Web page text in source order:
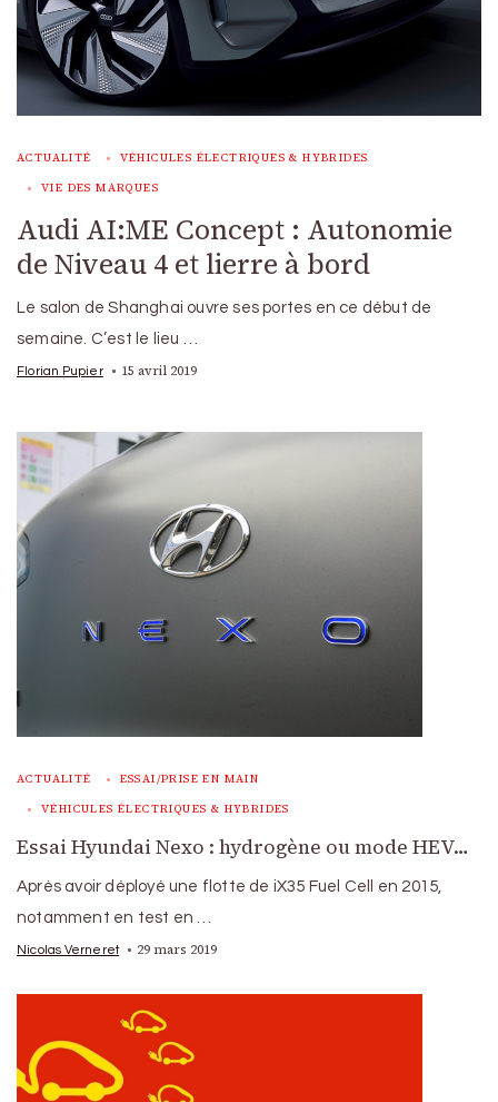
ACTUALITÉ VÉHICULES ÉLECTRIQUES & HYBRIDES
VIE DES MARQUES
Audi AI:ME Concept : Autonomie
de Niveau 4 et lierre à bord
Le salon de Shanghai ouvre ses portes en ce début de
semaine. C’est le lieu …
Florian Pupier 15 avril 2019
ACTUALITÉ ESSAI/PRISE EN MAIN
VÉHICULES ÉLECTRIQUES & HYBRIDES
Essai Hyundai Nexo : hydrogène ou mode HEV…
Après avoir déployé une flotte de iX35 Fuel Cell en 2015,
notamment en test en …
Nicolas Verneret 29 mars 2019